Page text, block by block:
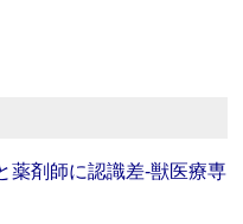
薬剤師に認識差‐獣医療専